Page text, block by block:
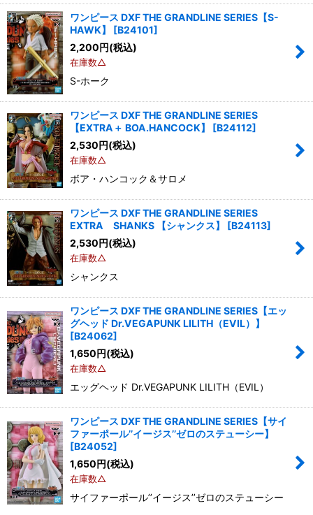
ワンピース DXF THE GRANDLINE SERIES【S-
HAWK】
[B24101]
2,200円(税込)
在庫数△
S-ホーク
ワンピース DXF THE GRANDLINE SERIES
【EXTRA＋ BOA.HANCOCK】
[B24112]
2,530円(税込)
在庫数△
ボア・ハンコック＆サロメ
ワンピース DXF THE GRANDLINE SERIES
EXTRA SHANKS 【シャンクス】
[B24113]
2,530円(税込)
在庫数△
シャンクス
ワンピース DXF THE GRANDLINE SERIES【エッ
グヘッド Dr.VEGAPUNK LILITH（EVIL）】
[B24062]
1,650円(税込)
在庫数△
エッグヘッド Dr.VEGAPUNK LILITH（EVIL）
ワンピース DXF THE GRANDLINE SERIES【サイ
ファーポール’’イージス’’ゼロのステューシー】
[B24052]
1,650円(税込)
在庫数△
サイファーポール’’イージス’’ゼロのステューシー